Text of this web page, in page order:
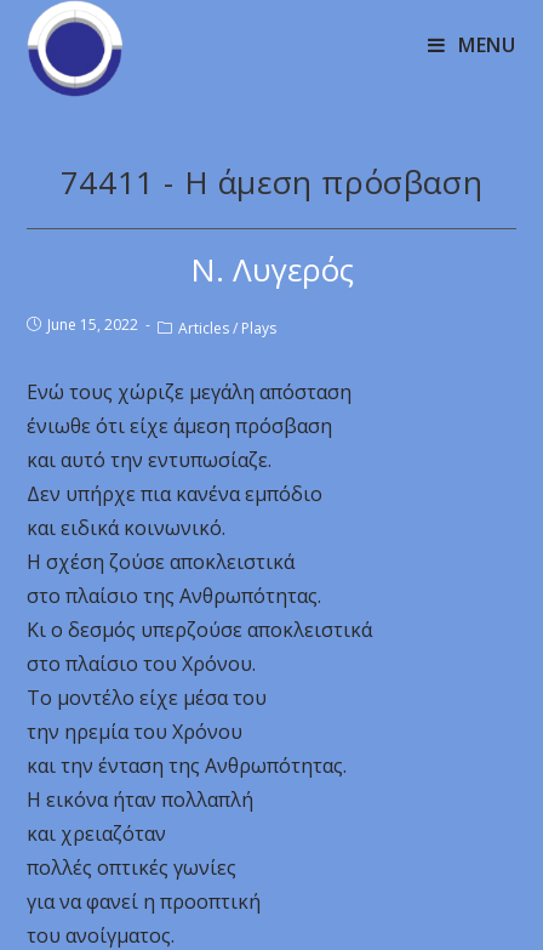
MENU
74411 - Η άμεση πρόσβαση
Ν. Λυγερός
June 15, 2022 Articles / Plays
Ενώ τους χώριζε μεγάλη απόσταση
ένιωθε ότι είχε άμεση πρόσβαση
και αυτό την εντυπωσίαζε.
Δεν υπήρχε πια κανένα εμπόδιο
και ειδικά κοινωνικό.
Η σχέση ζούσε αποκλειστικά
στο πλαίσιο της Ανθρωπότητας.
Κι ο δεσμός υπερζούσε αποκλειστικά
στο πλαίσιο του Χρόνου.
Το μοντέλο είχε μέσα του
την ηρεμία του Χρόνου
και την ένταση της Ανθρωπότητας.
Η εικόνα ήταν πολλαπλή
και χρειαζόταν
πολλές οπτικές γωνίες
για να φανεί η προοπτική
του ανοίγματος.